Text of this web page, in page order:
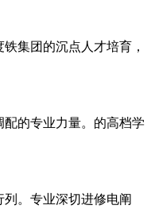
集团的沉点人才培育，
的专业力量。的高档学
。专业深切进修电阐